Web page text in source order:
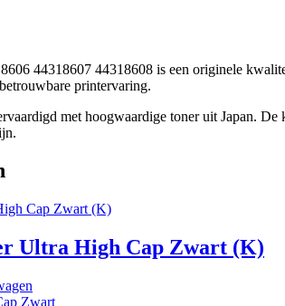
44318607 44318608 is een originele
printervaring.
met hoogwaardige toner uit Japan.
Ultra High Cap Zwart (K)